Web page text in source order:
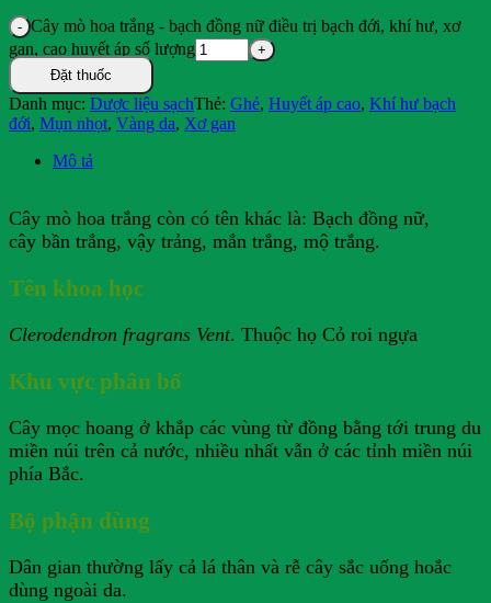
Cây mò hoa trắng - bạch đồng nữ điều trị bạch đới, khí hư, xơ
gan, cao huyết áp số lượng
Đặt thuốc
Danh mục: Dược liệu sạchThẻ: Ghẻ, Huyết áp cao, Khí hư bạch
đới, Mụn nhọt, Vàng da, Xơ gan
Mô tả
Cây mò hoa trắng còn có tên khác là: Bạch đồng nữ,
cây bần trắng, vậy trảng, mắn trắng, mộ trắng.
Tên khoa học
Clerodendron fragrans Vent. Thuộc họ Cỏ roi ngựa
Khu vực phân bố
Cây mọc hoang ở khắp các vùng từ đồng bằng tới trung du
miền núi trên cả nước, nhiều nhất vẫn ở các tỉnh miền núi
phía Bắc.
Bộ phận dùng
Dân gian thường lấy cả lá thân và rễ cây sắc uống hoắc
dùng ngoài da.